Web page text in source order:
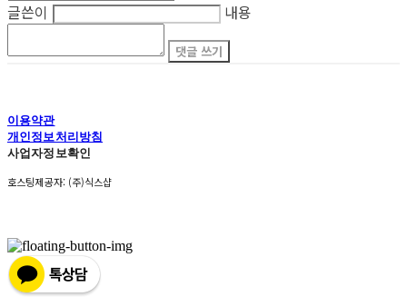
글쓴이 내용
댓글 쓰기
이용약관
개인정보처리방침
사업자정보확인
호스팅제공자: (주)식스샵